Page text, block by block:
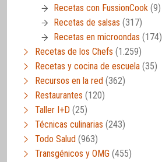
Recetas con FussionCook (9)
Recetas de salsas (317)
Recetas en microondas (174)
Recetas de los Chefs (1.259)
Recetas y cocina de escuela (35)
Recursos en la red (362)
Restaurantes (120)
Taller I+D (25)
Técnicas culinarias (243)
Todo Salud (963)
Transgénicos y OMG (455)